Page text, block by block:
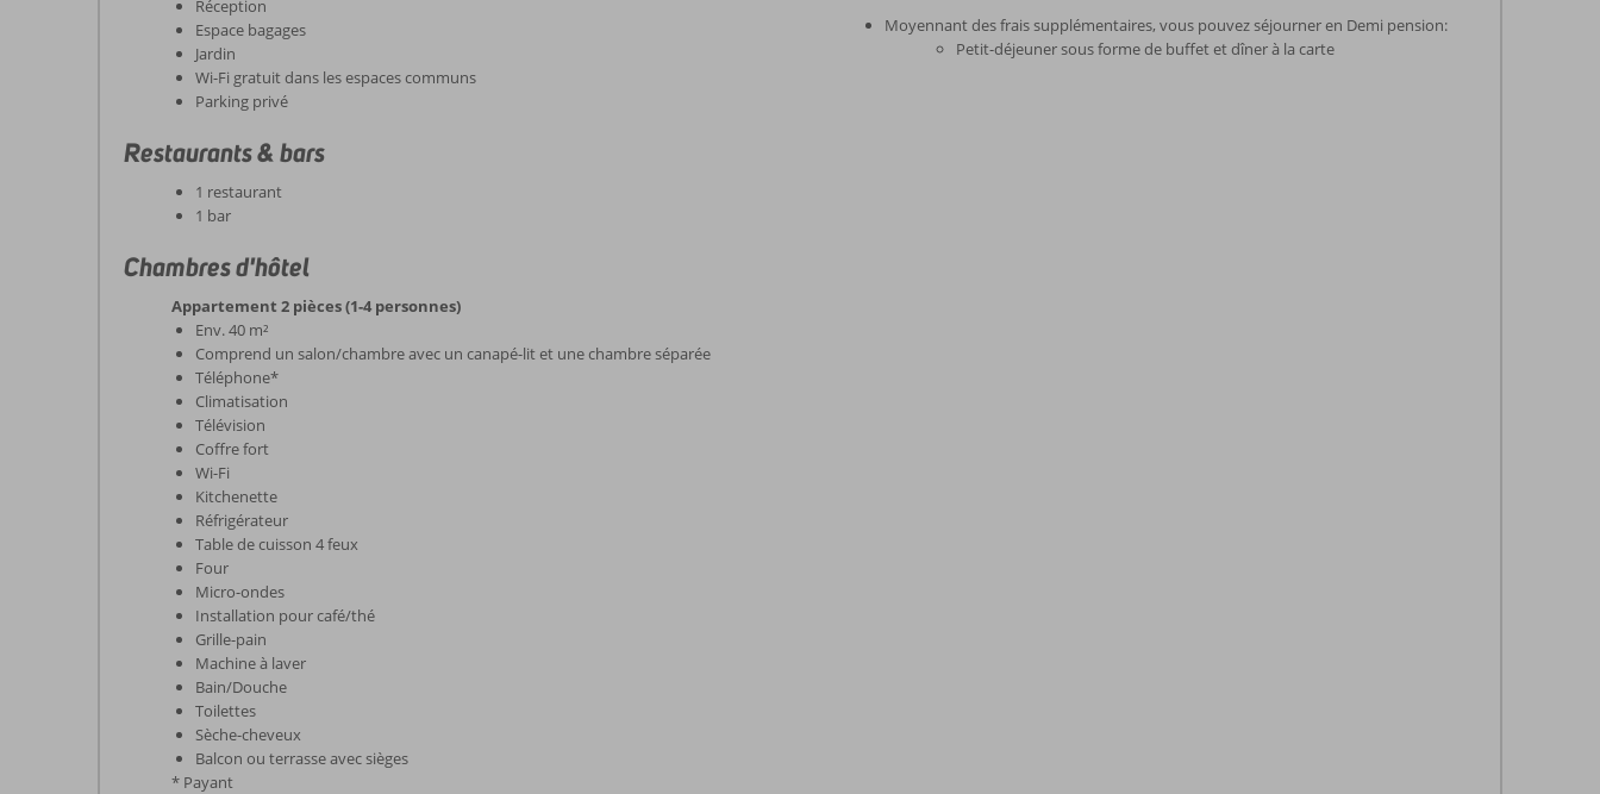
Réception
Espace bagages
Jardin
Wi-Fi gratuit dans les espaces communs
Parking privé
Restaurants & bars
1 restaurant
1 bar
Chambres d'hôtel
Appartement 2 pièces (1-4 personnes)
Env. 40 m²
Comprend un salon/chambre avec un canapé-lit et une chambre séparée
Téléphone*
Climatisation
Télévision
Coffre fort
Wi-Fi
Kitchenette
Réfrigérateur
Table de cuisson 4 feux
Four
Micro-ondes
Installation pour café/thé
Grille-pain
Machine à laver
Bain/Douche
Toilettes
Sèche-cheveux
Balcon ou terrasse avec sièges
* Payant
Moyennant des frais supplémentaires, vous pouvez séjourner en Demi pension:
Petit-déjeuner sous forme de buffet et dîner à la carte